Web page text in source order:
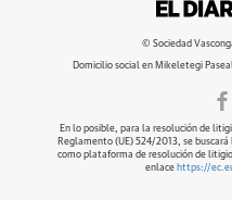
© Sociedad
Domicilio social en Mikeletegi
En lo posible, para la resolución de
Reglamento (UE) 524/2013, se
como plataforma de resolución de
enlace https://